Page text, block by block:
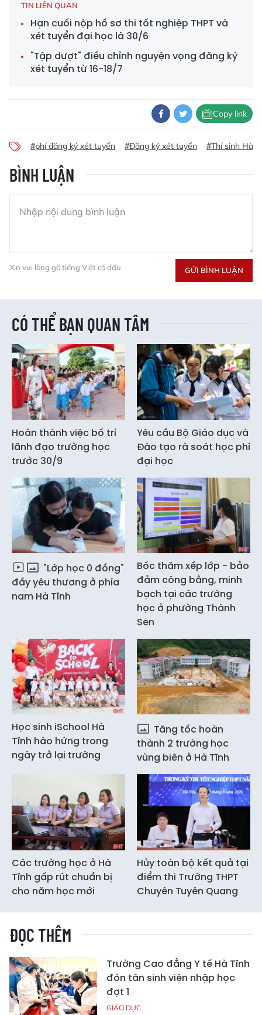
TIN LIÊN QUAN
Hạn cuối nộp hồ sơ thi tốt nghiệp THPT và
xét tuyển đại học là 30/6
"Tập dượt" điều chỉnh nguyện vọng đăng ký
xét tuyển từ 16-18/7
Copy link
#phí đăng ký xét tuyển #Đăng ký xét tuyển #Thí sinh Hà
BÌNH LUẬN
Xin vui lòng gõ tiếng Việt có dấu GỬI BÌNH LUẬN
CÓ THỂ BẠN QUAN TÂM
Hoàn thành việc bố trí
lãnh đạo trường học
trước 30/9
Yêu cầu Bộ Giáo dục và
Đào tạo rà soát học phí
đại học
"Lớp học 0 đồng"
đầy yêu thương ở phía
nam Hà Tĩnh
Bốc thăm xếp lớp - bảo
đảm công bằng, minh
bạch tại các trường
học ở phường Thành
Sen
Học sinh iSchool Hà
Tĩnh hào hứng trong
ngày trở lại trường
Tăng tốc hoàn
thành 2 trường học
vùng biên ở Hà Tĩnh
Các trường học ở Hà
Tĩnh gấp rút chuẩn bị
cho năm học mới
Hủy toàn bộ kết quả tại
điểm thi Trường THPT
Chuyên Tuyên Quang
ĐỌC THÊM
Trường Cao đẳng Y tế Hà Tĩnh
đón tân sinh viên nhập học
đợt 1
GIÁO DỤC